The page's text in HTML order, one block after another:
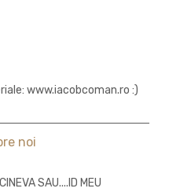
www.iacobcoman.ro :)
noi
SAU....ID MEU